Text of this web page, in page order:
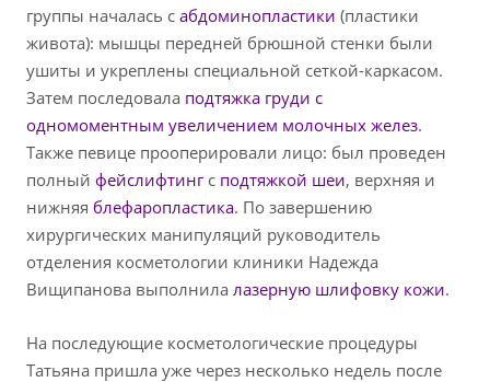
группы началась с абдоминопластики (пластики
живота): мышцы передней брюшной стенки были
ушиты и укреплены специальной сеткой-каркасом.
Затем последовала подтяжка груди с
одномоментным увеличением молочных желез.
Также певице прооперировали лицо: был проведен
полный фейслифтингс подтяжкой шеи, верхняя и
нижняя блефаропластика. По завершению
хирургических манипуляций руководитель
отделения косметологии клиники Надежда
Вищипанова выполнила лазерную шлифовку кожи.
На последующие косметологические процедуры
Татьяна пришла уже через несколько недель после